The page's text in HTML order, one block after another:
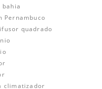
Pernambuco
quadrado
climatizador